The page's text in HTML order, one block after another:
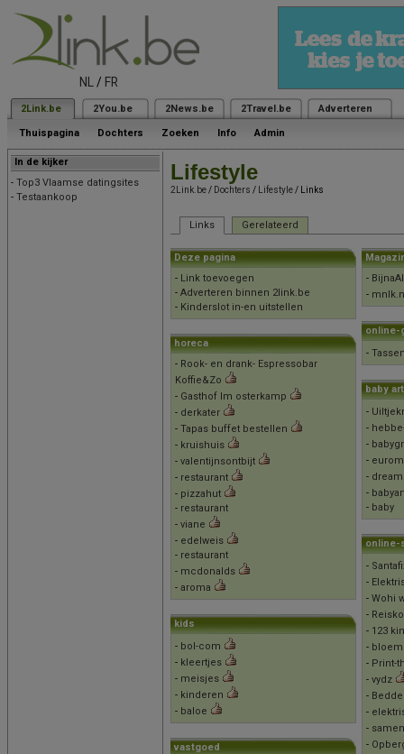
NL / FR
2Link.be 2You.be 2News.be 2Travel.be Adverteren
Thuispagina Dochters Zoeken Info Admin
In de kijker
- Top3 Vlaamse datingsites
- Testaankoop
Lifestyle
2Link.be/ Dochters / Lifestyle/ Links
Links Gerelateerd
Deze pagina
- Link toevoegen
- Adverteren binnen 2link.be
- Kinderslot in-en uitstellen
horeca
- Rook- en drank- Espressobar
Koffie&Zo
- Gasthof Im osterkamp
- derkater
- Tapas buffet bestellen
- kruishuis
- valentijnsontbijt
- restaurant
- pizzahut
- restaurant
- viane
- edelweis
- restaurant
- mcdonalds
- aroma
kids
- bol-com
- kleertjes
- meisjes
- kinderen
- baloe
vastgoed
-
-
online-
-
baby
-
-
-
-
-
-
- baby
online-
-
-
- Wohi
-
- 123
-
- Print-
- vydz
-
-
-
-